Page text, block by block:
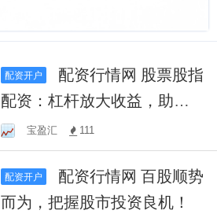
配资开户
配资：杠杆放大收益，助您
掘金股市！
宝盈汇 111
配资开户
而为，把握股市投资良机！